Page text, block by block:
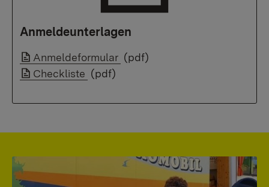
Anmeldeunterlagen
Link auf Datei:
Anmeldeformular (pdf)
Link auf Datei:
Checkliste (pdf)